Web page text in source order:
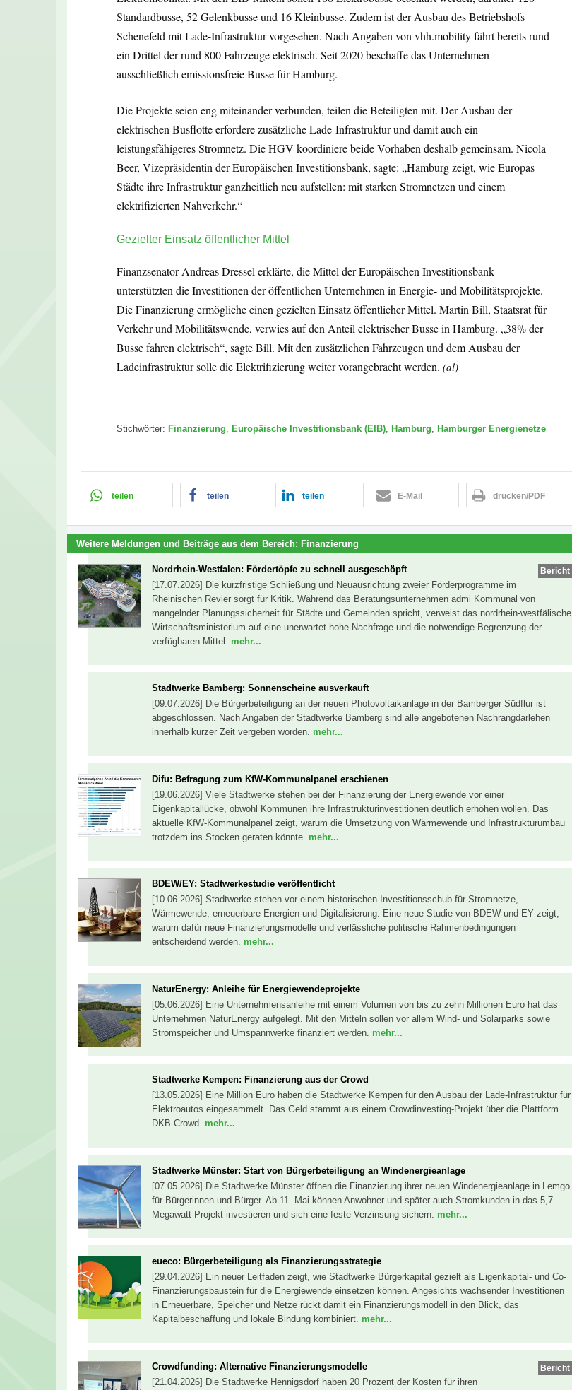
Standardbusse, 52 Gelenkbusse und 16 Kleinbusse. Zudem ist der Ausbau des Betriebshofs
Schenefeld mit Lade-Infrastruktur vorgesehen. Nach Angaben von vhh.mobility fährt bereits rund
ein Drittel der rund 800 Fahrzeuge elektrisch. Seit 2020 beschaffe das Unternehmen
ausschließlich emissionsfreie Busse für Hamburg.
Die Projekte seien eng miteinander verbunden, teilen die Beteiligten mit. Der Ausbau der
elektrischen Busflotte erfordere zusätzliche Lade-Infrastruktur und damit auch ein
leistungsfähigeres Stromnetz. Die HGV koordiniere beide Vorhaben deshalb gemeinsam. Nicola
Beer, Vizepräsidentin der Europäischen Investitionsbank, sagte: „Hamburg zeigt, wie Europas
Städte ihre Infrastruktur ganzheitlich neu aufstellen: mit starken Stromnetzen und einem
elektrifizierten Nahverkehr.“
Gezielter Einsatz öffentlicher Mittel
Finanzsenator Andreas Dressel erklärte, die Mittel der Europäischen Investitionsbank
unterstützten die Investitionen der öffentlichen Unternehmen in Energie- und Mobilitätsprojekte.
Die Finanzierung ermögliche einen gezielten Einsatz öffentlicher Mittel. Martin Bill, Staatsrat für
Verkehr und Mobilitätswende, verwies auf den Anteil elektrischer Busse in Hamburg. „38% der
Busse fahren elektrisch“, sagte Bill. Mit den zusätzlichen Fahrzeugen und dem Ausbau der
Ladeinfrastruktur solle die Elektrifizierung weiter vorangebracht werden. (al)
Stichwörter: Finanzierung, Europäische Investitionsbank (EIB), Hamburg, Hamburger Energienetze
teilen teilen teilen E-Mail drucken/PDF
Weitere Meldungen und Beiträge aus dem Bereich: Finanzierung
Bericht
Nordrhein-Westfalen: Fördertöpfe zu schnell ausgeschöpft
[17.07.2026] Die kurzfristige Schließung und Neuausrichtung zweier Förderprogramme im
Rheinischen Revier sorgt für Kritik. Während das Beratungsunternehmen admi Kommunal von
mangelnder Planungssicherheit für Städte und Gemeinden spricht, verweist das nordrhein-westfälische
Wirtschaftsministerium auf eine unerwartet hohe Nachfrage und die notwendige Begrenzung der
verfügbaren Mittel. mehr...
Stadtwerke Bamberg: Sonnenscheine ausverkauft
[09.07.2026] Die Bürgerbeteiligung an der neuen Photovoltaikanlage in der Bamberger Südflur ist
abgeschlossen. Nach Angaben der Stadtwerke Bamberg sind alle angebotenen Nachrangdarlehen
innerhalb kurzer Zeit vergeben worden. mehr...
Difu: Befragung zum KfW‑Kommunalpanel erschienen
[19.06.2026] Viele Stadtwerke stehen bei der Finanzierung der Energiewende vor einer
Eigenkapitallücke, obwohl Kommunen ihre Infrastrukturinvestitionen deutlich erhöhen wollen. Das
aktuelle KfW-Kommunalpanel zeigt, warum die Umsetzung von Wärmewende und Infrastrukturumbau
trotzdem ins Stocken geraten könnte. mehr...
BDEW/EY: Stadtwerkestudie veröffentlicht
[10.06.2026] Stadtwerke stehen vor einem historischen Investitionsschub für Stromnetze,
Wärmewende, erneuerbare Energien und Digitalisierung. Eine neue Studie von BDEW und EY zeigt,
warum dafür neue Finanzierungsmodelle und verlässliche politische Rahmenbedingungen
entscheidend werden. mehr...
NaturEnergy: Anleihe für Energiewendeprojekte
[05.06.2026] Eine Unternehmensanleihe mit einem Volumen von bis zu zehn Millionen Euro hat das
Unternehmen NaturEnergy aufgelegt. Mit den Mitteln sollen vor allem Wind- und Solarparks sowie
Stromspeicher und Umspannwerke finanziert werden. mehr...
Stadtwerke Kempen: Finanzierung aus der Crowd
[13.05.2026] Eine Million Euro haben die Stadtwerke Kempen für den Ausbau der Lade-Infrastruktur für
Elektroautos eingesammelt. Das Geld stammt aus einem Crowdinvesting-Projekt über die Plattform
DKB-Crowd. mehr...
Stadtwerke Münster: Start von Bürgerbeteiligung an Windenergieanlage
[07.05.2026] Die Stadtwerke Münster öffnen die Finanzierung ihrer neuen Windenergieanlage in Lemgo
für Bürgerinnen und Bürger. Ab 11. Mai können Anwohner und später auch Stromkunden in das 5,7-
Megawatt-Projekt investieren und sich eine feste Verzinsung sichern. mehr...
eueco: Bürgerbeteiligung als Finanzierungsstrategie
[29.04.2026] Ein neuer Leitfaden zeigt, wie Stadtwerke Bürgerkapital gezielt als Eigenkapital- und Co-
Finanzierungsbaustein für die Energiewende einsetzen können. Angesichts wachsender Investitionen
in Erneuerbare, Speicher und Netze rückt damit ein Finanzierungsmodell in den Blick, das
Kapitalbeschaffung und lokale Bindung kombiniert. mehr...
Bericht
Crowdfunding: Alternative Finanzierungsmodelle
[21.04.2026] Die Stadtwerke Hennigsdorf haben 20 Prozent der Kosten für ihren